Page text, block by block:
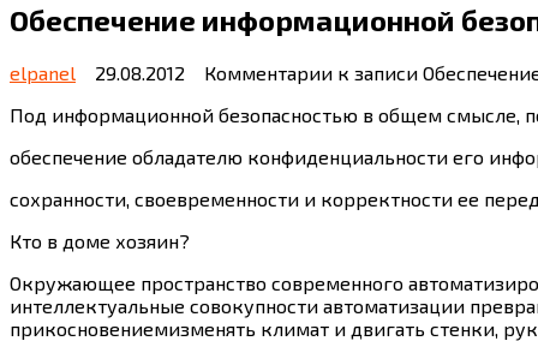
Обеспечение информационной
elpanel 29.08.2012 Комментарии к записи
Под информационной безопасностью в общем смысле,
обеспечение обладателю конфиденциальности его
сохранности, своевременности и корректности ее
Кто в доме хозяин?
Окружающее пространство современного
интеллектуальные совокупности автоматизации
прикосновениемизменять климат и двигать стенки,